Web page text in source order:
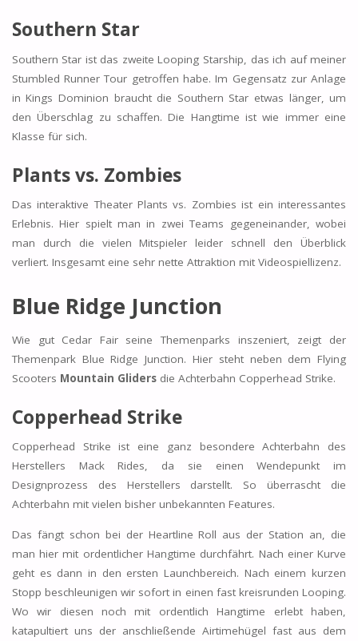
Southern Star
Southern Star ist das zweite Looping Starship, das ich auf meiner
Stumbled Runner Tour getroffen habe. Im Gegensatz zur Anlage
in Kings Dominion braucht die Southern Star etwas länger, um
den Überschlag zu schaffen. Die Hangtime ist wie immer eine
Klasse für sich.
Plants vs. Zombies
Das interaktive Theater Plants vs. Zombies ist ein interessantes
Erlebnis. Hier spielt man in zwei Teams gegeneinander, wobei
man durch die vielen Mitspieler leider schnell den Überblick
verliert. Insgesamt eine sehr nette Attraktion mit Videospiellizenz.
Blue Ridge Junction
Wie gut Cedar Fair seine Themenparks inszeniert, zeigt der
Themenpark Blue Ridge Junction. Hier steht neben dem Flying
Scooters Mountain Glidersdie Achterbahn Copperhead Strike.
Copperhead Strike
Copperhead Strike ist eine ganz besondere Achterbahn des
Herstellers Mack Rides, da sie einen Wendepunkt im
Designprozess des Herstellers darstellt. So überrascht die
Achterbahn mit vielen bisher unbekannten Features.
Das fängt schon bei der Heartline Roll aus der Station an, die
man hier mit ordentlicher Hangtime durchfährt. Nach einer Kurve
geht es dann in den ersten Launchbereich. Nach einem kurzen
Stopp beschleunigen wir sofort in einen fast kreisrunden Looping.
Wo wir diesen noch mit ordentlich Hangtime erlebt haben,
katapultiert uns der anschließende Airtimehügel fast aus dem